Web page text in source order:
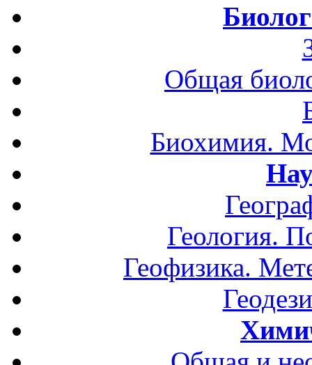
Общая
Биохимия.
Геология.
Геофизика.